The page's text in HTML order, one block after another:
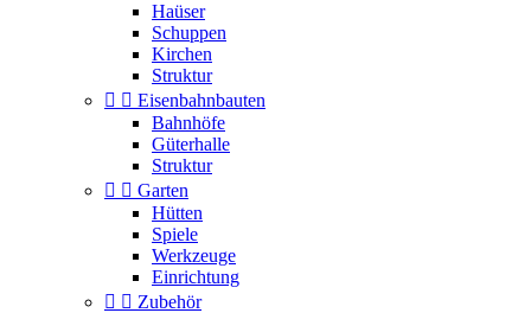
Haüser
Schuppen
Kirchen
Struktur
  Eisenbahnbauten
Bahnhöfe
Güterhalle
Struktur
  Garten
Hütten
Spiele
Werkzeuge
Einrichtung
  Zubehör